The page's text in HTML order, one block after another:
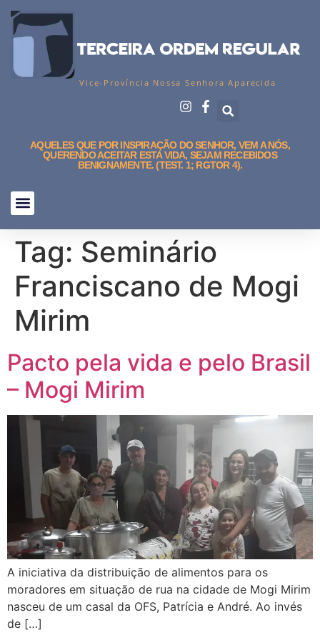
Vice-Província Nossa Senhora Aparecida
AQUELES QUE POR INSPIRAÇÃO DO SENHOR, VEM A NÓS,
QUERENDO ACEITAR ESTA VIDA, SEJAM RECEBIDOS
BENIGNAMENTE. (TEST. 1; RGTOR 4).
Tag: Seminário
Franciscano de Mogi
Mirim
Pacto pela vida e pelo Brasil
– Mogi Mirim
A iniciativa da distribuição de alimentos para os
moradores em situação de rua na cidade de Mogi Mirim
nasceu de um casal da OFS, Patrícia e André. Ao invés
de […]